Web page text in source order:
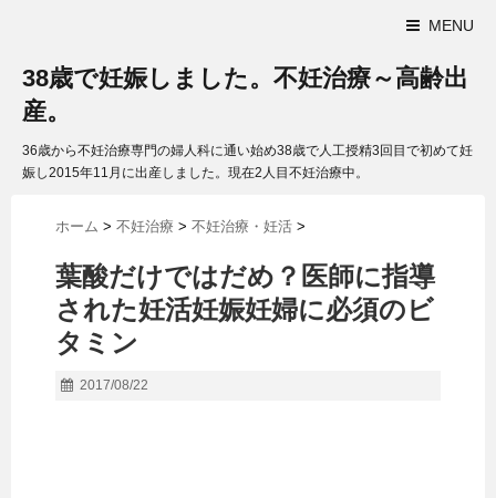
MENU
38歳で妊娠しました。不妊治療～高齢出
産。
36歳から不妊治療専門の婦人科に通い始め38歳で人工授精3回目で初めて妊
娠し2015年11月に出産しました。現在2人目不妊治療中。
ホーム > 不妊治療 > 不妊治療・妊活 >
葉酸だけではだめ？医師に指導
された妊活妊娠妊婦に必須のビ
タミン
2017/08/22